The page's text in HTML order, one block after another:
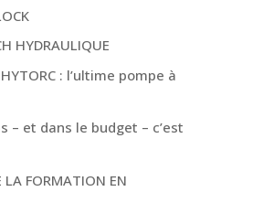
HYDRAULIQUE
: l’ultime pompe à
– et dans le budget – c’est
LA FORMATION EN